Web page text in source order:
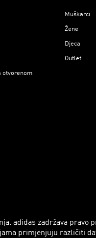
otvorenom
Muškarci
Žene
Djeca
Outlet
adidas zadržava
primjenjuju različiti